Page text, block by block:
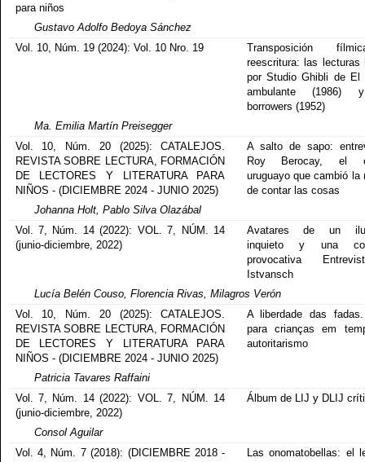
para niños
Gustavo Adolfo Bedoya Sánchez
Vol. 10, Núm. 19 (2024): Vol. 10 Nro. 19
Transposición
reescritura: las lecturas
por Studio Ghibli de El
ambulante (1986)
borrowers (1952)
Ma. Emilia Martín Preisegger
Vol. 10, Núm. 20 (2025): CATALEJOS.
REVISTA SOBRE LECTURA, FORMACIÓN
DE LECTORES Y LITERATURA PARA
NIÑOS - (DICIEMBRE 2024 - JUNIO 2025)
A salto de sapo:
Roy Berocay, el
uruguayo que cambió la
de contar las cosas
Johanna Holt, Pablo Silva Olazábal
Vol. 7, Núm. 14 (2022): VOL. 7, NÚM. 14
(junio-diciembre, 2022)
Avatares de un
inquieto y una
provocativa
Istvansch
Lucía Belén Couso, Florencia Rivas, Milagros Verón
Vol. 10, Núm. 20 (2025): CATALEJOS.
REVISTA SOBRE LECTURA, FORMACIÓN
DE LECTORES Y LITERATURA PARA
NIÑOS - (DICIEMBRE 2024 - JUNIO 2025)
A liberdade das
para crianças em
autoritarismo
Patricia Tavares Raffaini
Vol. 7, Núm. 14 (2022): VOL. 7, NÚM. 14
(junio-diciembre, 2022)
Álbum de LIJ y DLIJ
Consol Aguilar
Vol. 4, Núm. 7 (2018): (DICIEMBRE 2018 -
Las onomatobellas: el